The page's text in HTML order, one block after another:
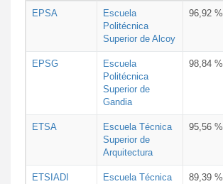
EPSA
Escuela
Politécnica
Superior de Alcoy
96,92 %
EPSG
Escuela
Politécnica
Superior de
Gandia
98,84 %
ETSA
Escuela Técnica
Superior de
Arquitectura
95,56 %
ETSIADI
Escuela Técnica
89,39 %